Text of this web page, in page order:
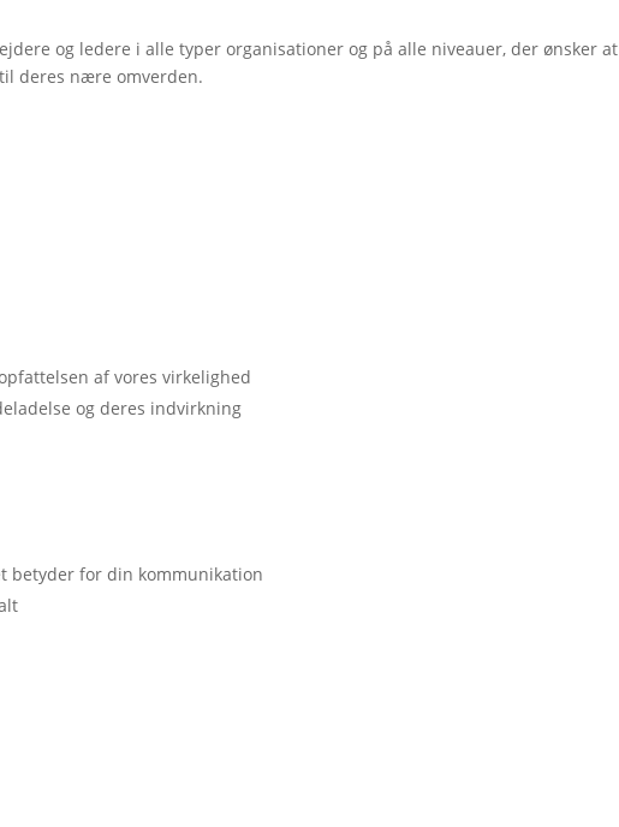
og ledere i alle typer organisationer og på alle niveauer, der ønsker at
deres nære omverden.
af vores virkelighed
og deres indvirkning
betyder for din kommunikation